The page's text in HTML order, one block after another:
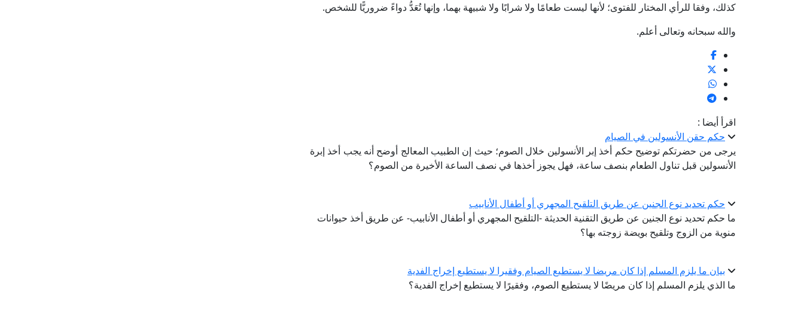
كذلك، وفقا للرأي المختار للفتوى؛ لأنها ليست طعامًا ولا شرابًا ولا شبيهة بهما، وإنها تُعَدُّ دواءً ضروريًّا للشخص.
والله سبحانه وتعالى أعلم.
اقرأ أيضا :
حكم حقن الأنسولين في الصيام
يرجى من حضرتكم توضيح حكم أخذ إبر الأنسولين خلال الصوم؛ حيث إن الطبيب المعالج أوضح أنه يجب أخذ إبرة
الأنسولين قبل تناول الطعام بنصف ساعة، فهل يجوز أخذها في نصف الساعة الأخيرة من الصوم؟
حكم تحديد نوع الجنين عن طريق التلقيح المجهري أو أطفال الأنابيب
ما حكم تحديد نوع الجنين عن طريق التقنية الحديثة -التلقيح المجهري أو أطفال الأنابيب- عن طريق أخذ حيوانات
منوية من الزوج وتلقيح بويضة زوجته بها؟
بيان ما يلزم المسلم إذا كان مريضا لا يستطيع الصيام وفقيرا لا يستطيع إخراج الفدية
ما الذي يلزم المسلم إذا كان مريضًا لا يستطيع الصوم، وفقيرًا لا يستطيع إخراج الفدية؟